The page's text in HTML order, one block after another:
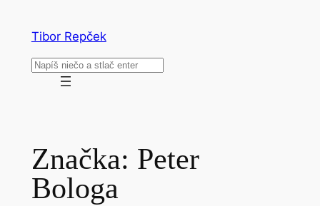
Tibor Repček
Hľadať
Značka: Peter
Bologa